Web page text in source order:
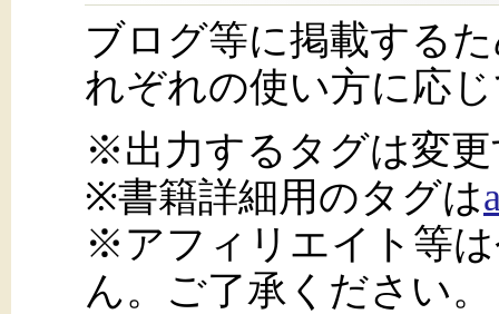
ブログ等に掲載する
れぞれの使い方に応
※出力するタグは変
※書籍詳細用のタグは
※アフィリエイト等
ん。ご了承ください。